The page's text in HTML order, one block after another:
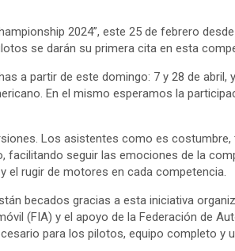
2024”, este 25 de febrero
se darán su primera cita en esta
a partir de este domingo: 7 y 28 de abril,
En el mismo esperamos la
Los asistentes como es
seguir las emociones de la
el rugir de motores en cada competencia.
becados gracias a esta iniciativa
(FIA) y el apoyo de la Federación de
para los pilotos, equipo completo y